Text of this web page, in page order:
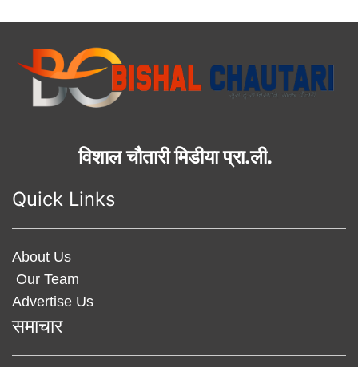
विशाल चौतारी मिडीया प्रा.ली.
Quick Links
About Us
Our Team
Advertise Us
समाचार